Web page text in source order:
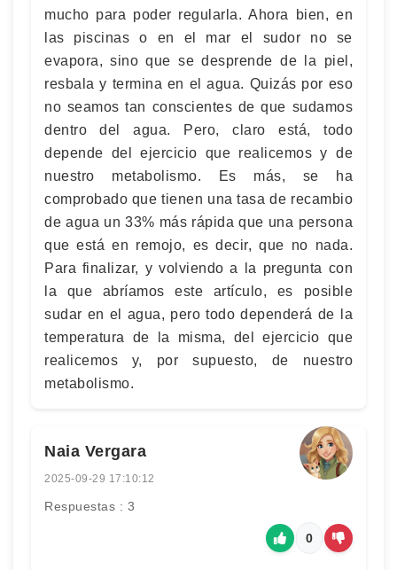
mucho para poder regularla. Ahora bien, en
las piscinas o en el mar el sudor no se
evapora, sino que se desprende de la piel,
resbala y termina en el agua. Quizás por eso
no seamos tan conscientes de que sudamos
dentro del agua. Pero, claro está, todo
depende del ejercicio que realicemos y de
nuestro metabolismo. Es más, se ha
comprobado que tienen una tasa de recambio
de agua un 33% más rápida que una persona
que está en remojo, es decir, que no nada.
Para finalizar, y volviendo a la pregunta con
la que abríamos este artículo, es posible
sudar en el agua, pero todo dependerá de la
temperatura de la misma, del ejercicio que
realicemos y, por supuesto, de nuestro
metabolismo.
Naia Vergara
2025-09-29 17:10:12
Respuestas : 3
0